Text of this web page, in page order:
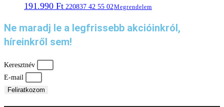
191.990 Ft 220837 42 55 02Megrendelem
Ne maradj le a legfrissebb akcióinkról,
híreinkről sem!
Keresztnév
E-mail
Feliratkozom